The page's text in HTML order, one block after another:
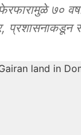
फेरफारामुळे ७०
प्रशासनाकडून